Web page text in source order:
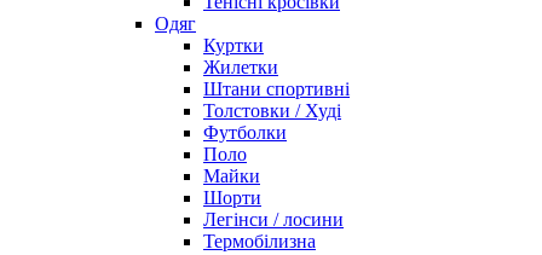
Одяг
Куртки
Жилетки
Штани спортивні
Толстовки / Худі
Футболки
Поло
Майки
Шорти
Легінси / лосини
Термобілизна